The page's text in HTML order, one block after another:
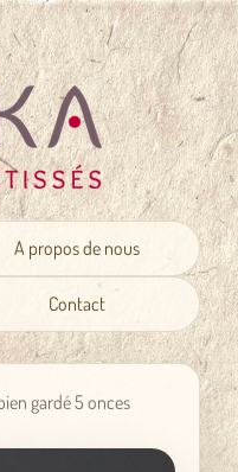
A propos de nous
Contact
gardé 5 onces